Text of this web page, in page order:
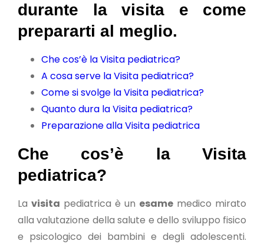
durante la visita e come
prepararti al meglio.
Che cos’è la Visita pediatrica?
A cosa serve la Visita pediatrica?
Come si svolge la Visita pediatrica?
Quanto dura la Visita pediatrica?
Preparazione alla Visita pediatrica
Che cos’è la Visita
pediatrica?
La visita pediatrica è un esame medico mirato
alla valutazione della salute e dello sviluppo fisico
e psicologico dei bambini e degli adolescenti.